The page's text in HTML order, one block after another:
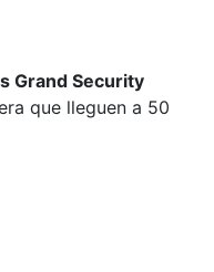
Grand Security
que lleguen a 50